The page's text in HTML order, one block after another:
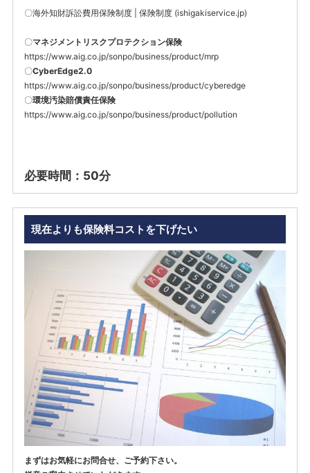
〇海外知財訴訟費用保険制度 | 保険制度 (ishigakiservice.jp)
〇マネジメントリスクプロテクション保険
https://www.aig.co.jp/sonpo/business/product/mrp
〇CyberEdge2.0
https://www.aig.co.jp/sonpo/business/product/cyberedge
〇環境汚染賠償責任保険
https://www.aig.co.jp/sonpo/business/product/pollution
必要時間：50分
現在よりも保険料コストを下げたい
まずはお気軽にお問合せ、ご予約下さい。